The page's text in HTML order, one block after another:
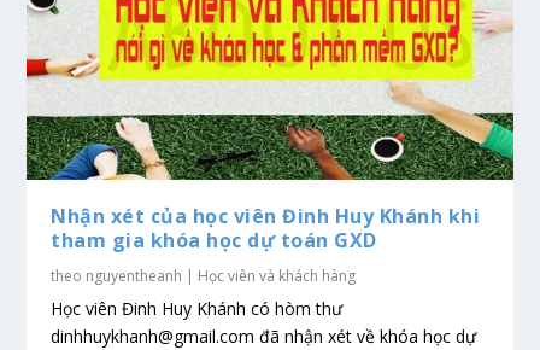
Nhận xét của học viên Đinh Huy Khánh khi
tham gia khóa học dự toán GXD
theo nguyentheanh | Học viên và khách hàng
Học viên Đinh Huy Khánh có hòm thư
dinhhuykhanh@gmail.com đã nhận xét về khóa học dự